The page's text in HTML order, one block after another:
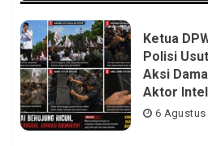
Ketua
Polisi
Aksi
Aktor
6 Agustus